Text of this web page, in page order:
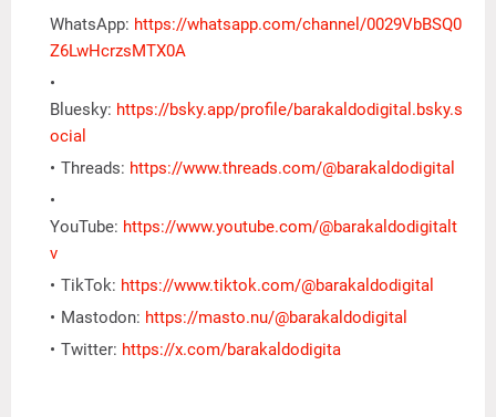
WhatsApp: https://whatsapp.com/channel/0029VbBSQ0
Z6LwHcrzsMTX0A
Bluesky: https://bsky.app/profile/barakaldodigital.bsky.s
ocial
Threads: https://www.threads.com/@barakaldodigital
YouTube: https://www.youtube.com/@barakaldodigitalt
v
TikTok: https://www.tiktok.com/@barakaldodigital
Mastodon: https://masto.nu/@barakaldodigital
Twitter: https://x.com/barakaldodigita